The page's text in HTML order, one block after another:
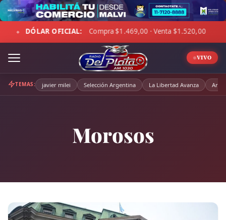
Skip
to
contentCompra $1.469,00 · Venta $1.520,00 ◆ ☁ LA PAMPA:
VIVO
TEMAS: javier milei Selección Argentina La Libertad Avanza
Morosos